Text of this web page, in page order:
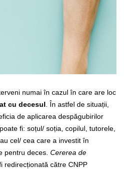
numai în cazul în care are loc
cu decesul. În astfel de situații,
de aplicarea despăgubirilor
fi: soțul/ soția, copilul, tutorele,
cel/ cea care a investit în
pentru deces. Cererea de
redirecționată către CNPP